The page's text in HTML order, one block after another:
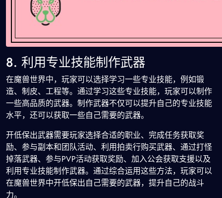
8. 利用专业技能制作武器
在魔兽世界中，玩家可以选择学习一些专业技能，例如锻
造、制皮、工程等。通过学习这些专业技能，玩家可以制作
一些高品质的武器。制作武器不仅可以提升自己的专业技能
水平，还可以获取一些自己需要的武器。
开低保出武器需要玩家选择合适的职业、完成任务获取奖
励、参与副本和团队活动、利用拍卖行购买武器、通过打怪
掉落武器、参与PVP活动获取奖励、加入公会获取支援以及
利用专业技能制作武器。通过综合运用这些方法，玩家可以
在魔兽世界中开低保出自己需要的武器，提升自己的战斗
力。